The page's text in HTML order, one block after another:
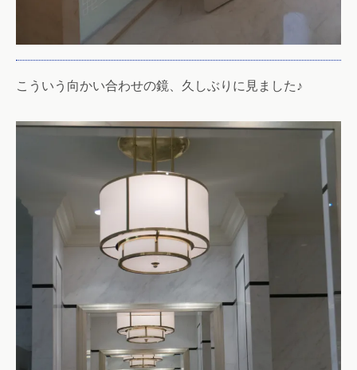
こういう向かい合わせの鏡、久しぶりに見ました♪